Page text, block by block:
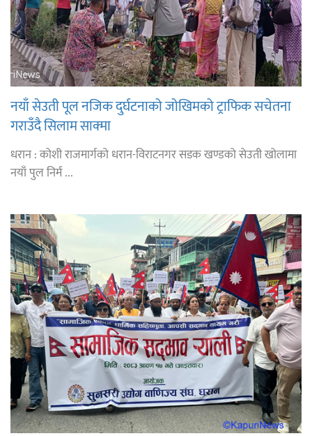
नयाँ सेउती पूल नजिक दुर्घटनाको जोखिमको ट्राफिक सचेतना
गराउँदै सिलाम साक्मा
धरान : कोशी राजमार्गको धरान-विराटनगर सडक खण्डको सेउती खोलामा
नयाँ पुल निर्म ...